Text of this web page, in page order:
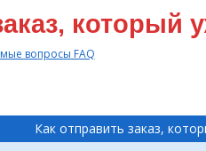
который
вопросы FAQ
Как отправить заказ,